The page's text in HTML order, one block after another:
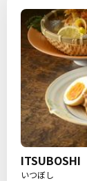
ITSUBOSHI
いつぼし